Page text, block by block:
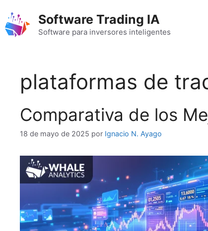
contenido
Software Trading IA
Software para inversores inteligentes
plataformas de
Comparativa de los
18 de mayo de 2025 por Ignacio N. Ayago